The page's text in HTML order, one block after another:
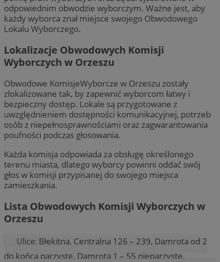
odpowiednim obwodzie wyborczym. Ważne jest, aby
każdy wyborca znał miejsce swojego Obwodowego
Lokalu Wyborczego.
Lokalizacje Obwodowych Komisji
Wyborczych w Orzeszu
Obwodowe KomisjeWyborcze w Orzeszu zostały
zlokalizowane tak, by zapewnić wyborcom łatwy i
bezpieczny dostęp. Lokale są przygotowane z
uwzględnieniem dostępności komunikacyjnej, potrzeb
osób z niepełnosprawnościami oraz zagwarantowania
poufności podczas głosowania.
Każda komisja odpowiada za obsługę określonego
terenu miasta, dlatego wyborcy powinni oddać swój
głos w komisji przypisanej do swojego miejsca
zamieszkania.
Lista Obwodowych Komisji Wyborczych w
Orzeszu
Ulice: Błękitna, Centralna 126 – 239, Damrota od 2
do końca parzyste, Damrota 1 – 55 nieparzyste,